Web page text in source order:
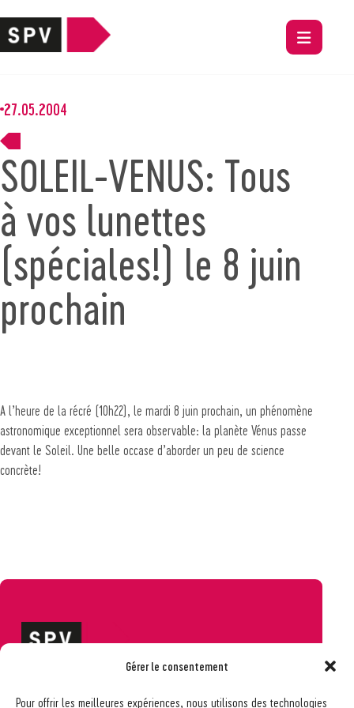
Gérer le consentement
Pour offrir les meilleures expériences, nous utilisons des technologies
27.05.2004
SOLEIL-VENUS: Tous
à vos lunettes
(spéciales!) le 8 juin
prochain
A l’heure de la récré (10h22), le mardi 8 juin prochain, un phénomène
astronomique exceptionnel sera observable: la planète Vénus passe
devant le Soleil. Une belle occase d’aborder un peu de science
concrète!